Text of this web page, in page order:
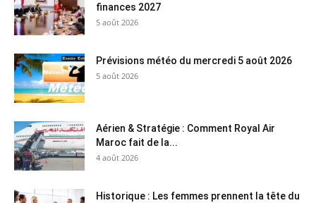
finances 2027
5 août 2026
Prévisions météo du mercredi 5 août 2026
5 août 2026
Aérien & Stratégie : Comment Royal Air
Maroc fait de la...
4 août 2026
Historique : Les femmes prennent la tête du